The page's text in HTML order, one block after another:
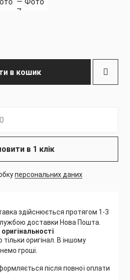
в кошик
в 1 клік
персональних даних
здійснюється протягом 1-3
доставки Нова Пошта.
оригінал. В іншому
гроші.
після повної оплати